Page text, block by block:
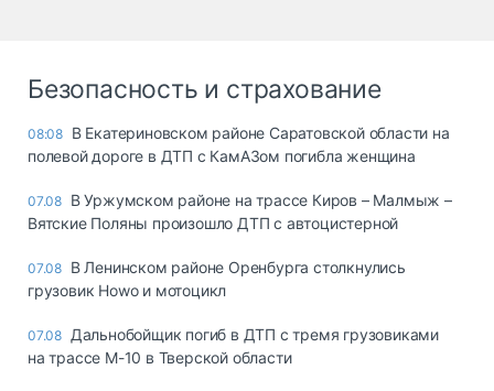
Безопасность и страхование
08:08 В Екатериновском районе Саратовской области на
полевой дороге в ДТП с КамАЗом погибла женщина
07.08 В Уржумском районе на трассе Киров – Малмыж –
Вятские Поляны произошло ДТП с автоцистерной
07.08 В Ленинском районе Оренбурга столкнулись
грузовик Howo и мотоцикл
07.08 Дальнобойщик погиб в ДТП с тремя грузовиками
на трассе М-10 в Тверской области